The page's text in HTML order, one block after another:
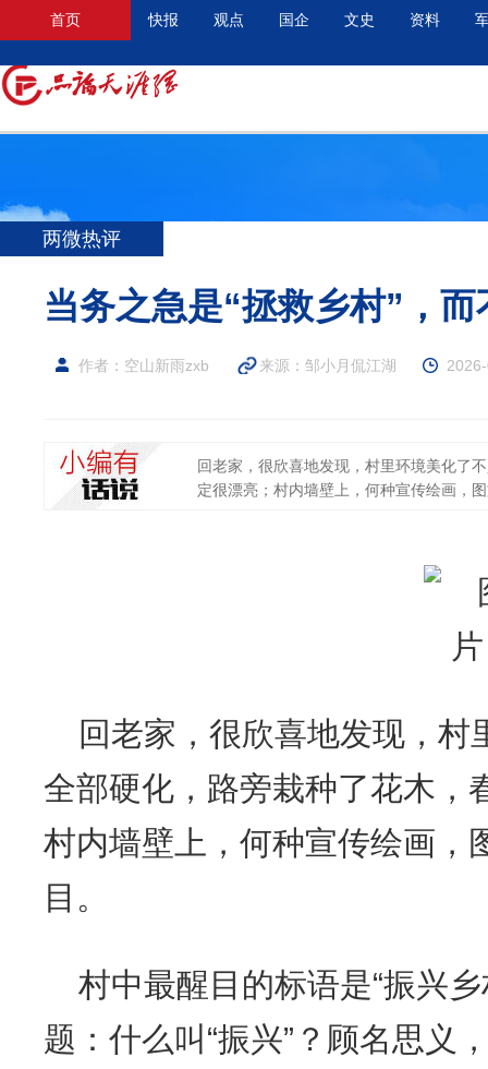
首页 快报 观点 国企 文史 资料
两微热评
当务之急是“拯救乡村”，
作者：空山新雨zxb 来源： 邹小月侃江湖
回老家，很欣喜地发现，村里环境美化了
定很漂亮；村内墙壁上，何种宣传绘画，
回老家，很欣喜地发现，村
全部硬化，路旁栽种了花木，
村内墙壁上，何种宣传绘画，
目。
村中最醒目的标语是“振兴
题：什么叫“振兴”？顾名思义